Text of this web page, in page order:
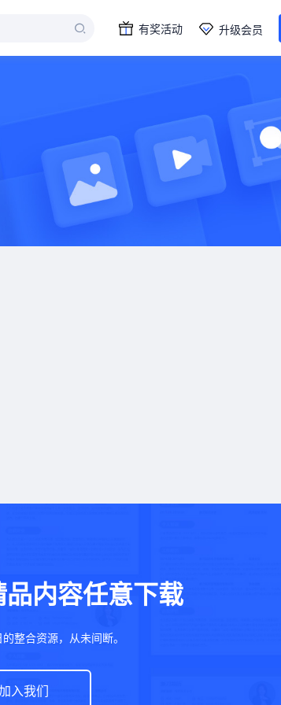
有奖活动 升级会员
内容任意下载
整合资源，从未间断。
入我们